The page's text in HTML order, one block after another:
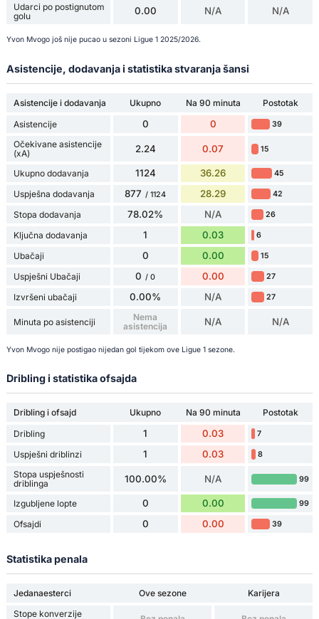
Udarci po postignutom
golu
0.00 N/A N/A
Yvon Mvogo još nije pucao u sezoni Ligue 1 2025/2026.
Asistencije, dodavanja i statistika stvaranja šansi
Asistencije i dodavanja Ukupno Na 90 minuta
Postotak
Asistencije
0 0 39
Očekivane asistencije
(xA)
2.24 0.07 15
Ukupno dodavanja 1124 36.26 45
Uspješna dodavanja 877 / 1124 28.29 42
Stopa dodavanja 78.02% N/A 26
Ključna dodavanja 1 0.03 6
Ubačaji 0 0.00 15
Uspješni Ubačaji 0 / 0 0.00 27
Izvršeni ubačaji 0.00% N/A 27
Minuta po asistenciji
Nema
asistencija
N/A N/A
Yvon Mvogo nije postigao nijedan gol tijekom ove Ligue 1 sezone.
Dribling i statistika ofsajda
Dribling i ofsajd Ukupno Na 90 minuta
Postotak
Dribling
1 0.03 7
Uspješni driblinzi 1 0.03 8
Stopa uspješnosti
driblinga
100.00% N/A 99
Izgubljene lopte 0 0.00 99
Ofsajdi 0 0.00 39
Statistika penala
Jedanaesterci Ove sezone
Karijera
Stope konverzije